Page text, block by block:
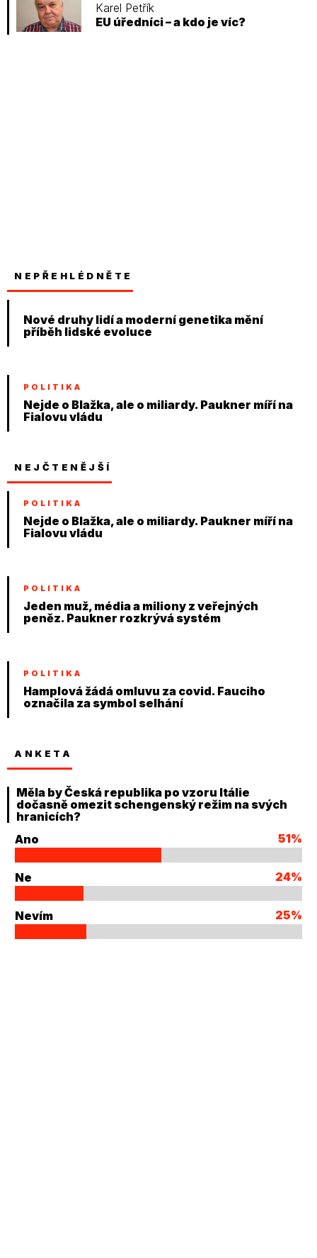
Karel Petřík
EU úředníci – a kdo je víc?
NEPŘEHLÉDNĚTE
Nové druhy lidí a moderní genetika mění
příběh lidské evoluce
POLITIKA
Nejde o Blažka, ale o miliardy. Paukner míří na
Fialovu vládu
NEJČTENĚJŠÍ
POLITIKA
Nejde o Blažka, ale o miliardy. Paukner míří na
Fialovu vládu
POLITIKA
Jeden muž, média a miliony z veřejných
peněz. Paukner rozkrývá systém
POLITIKA
Hamplová žádá omluvu za covid. Fauciho
označila za symbol selhání
ANKETA
Měla by Česká republika po vzoru Itálie
dočasně omezit schengenský režim na svých
hranicích?
Ano
51%
Ne 24%
Nevím 25%